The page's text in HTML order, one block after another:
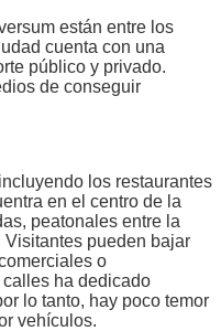
están entre los
cuenta con una
público y privado.
de conseguir
los restaurantes
en el centro de la
peatonales entre la
pueden bajar
o
ha dedicado
lo tanto, hay poco temor
vehículos.